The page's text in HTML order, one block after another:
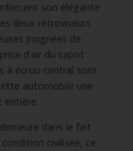
son élégante
deux rétroviseurs
poignées de
d’air du capot
à écrou central sont
automobile une
entière.
dans le fait
civilisée, ce